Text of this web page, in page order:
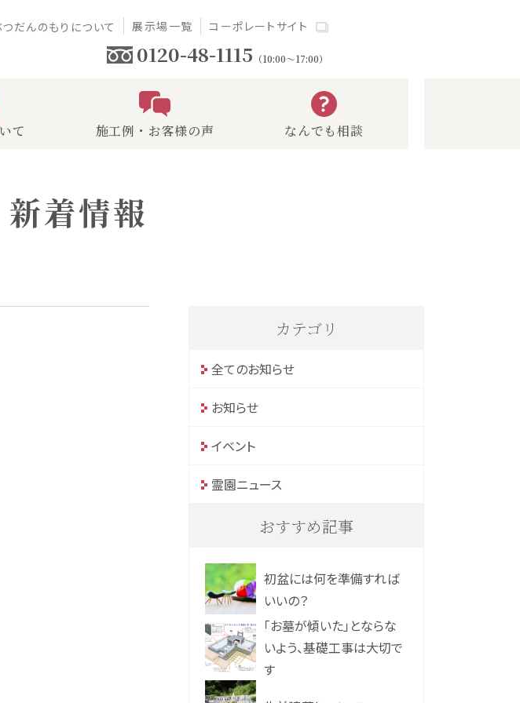
だんのもりについて 展示場一覧 コーポレートサイト
0120-48-1115 （10:00～17:00）
て 施工例・お客様の声 なんでも相談
着情報
カテゴリ
全てのお知らせ
お知らせ
イベント
霊園ニュース
おすすめ記事
初盆には何を準備すれば
いいの？
「お墓が傾いた」とならな
いよう、基礎工事は大切で
す